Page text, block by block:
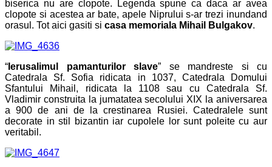
biserica nu are clopote. Legenda spune ca daca ar avea
clopote si acestea ar bate, apele Niprului s-ar trezi inundand
orasul. Tot aici gasiti si casa memoriala Mihail Bulgakov.
“ Ierusalimul pamanturilor slave” se mandreste si cu
Catedrala Sf. Sofia ridicata in 1037, Catedrala Domului
Sfantului Mihail, ridicata la 1108 sau cu Catedrala Sf.
Vladimir construita la jumatatea secolului XIX la aniversarea
a 900 de ani de la crestinarea Rusiei. Catedralele sunt
decorate in stil bizantin iar cupolele lor sunt poleite cu aur
veritabil.